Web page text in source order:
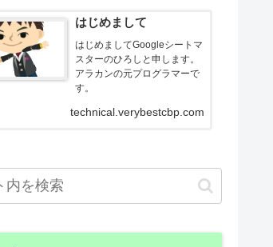
はじめまして
はじめましてGoogleシートマ
スターのひろしと申します。
アラカンの元プログラマーで
す。
technical.verybestcbp.com